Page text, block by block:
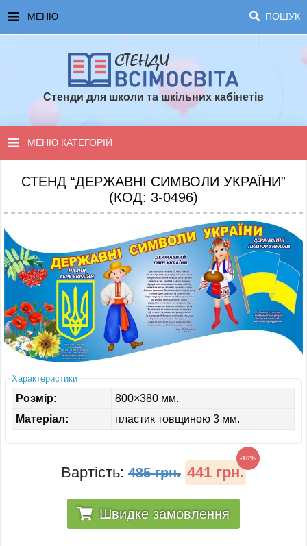
МЕНЮ ПОШУК
ЧАСТІ ЗАПИТАННЯ ТА ВІДПОВІДІ
ТОПОВІ ПРОПОЗИЦІЇ
Стенди для школи та шкільних кабінетів
МЕНЮ КАТЕГОРІЙ
СТЕНДИ ДЛЯ НУШ
СТЕНДИ ДЛЯ ПОЧАТКОВОЇ ШКОЛИ
СТЕНДИ ДЛЯ КАБІНЕТІВ
СТЕНДИ ДЛЯ ШКОЛИ
ІНШЕ
СТЕНД “ДЕРЖАВНІ СИМВОЛИ УКРАЇНИ”
(КОД: 3-0496)
Характеристики
Розмір:
800×380 мм.
Матеріал:
пластик товщиною 3 мм.
Вартість: 485 грн. 441 грн.
-10%
Швидке замовлення